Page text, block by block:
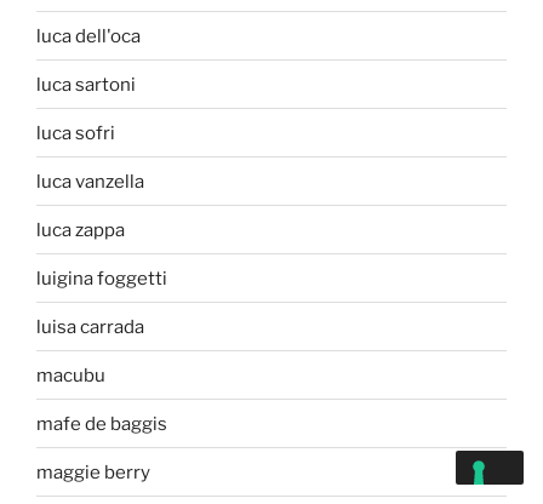
luca dell'oca
luca sartoni
luca sofri
luca vanzella
luca zappa
luigina foggetti
luisa carrada
macubu
mafe de baggis
maggie berry